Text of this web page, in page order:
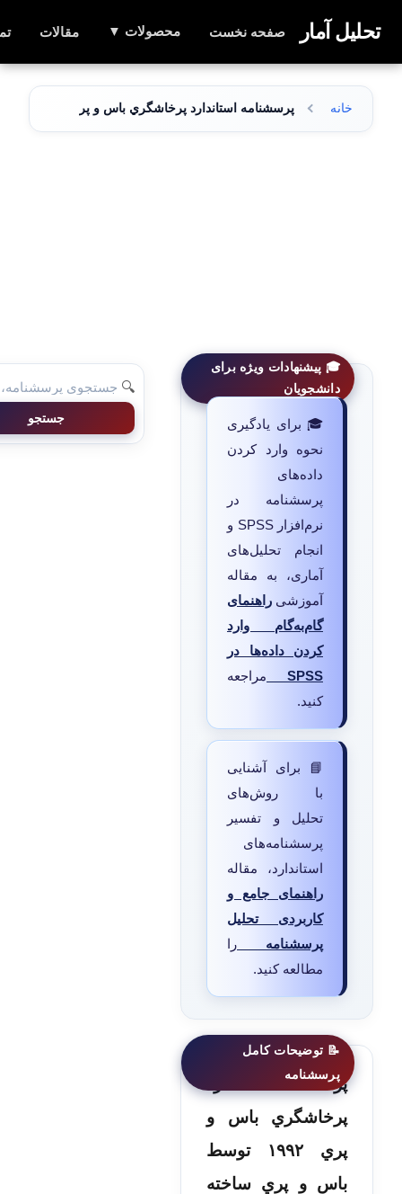
تحلیل آمار صفحه نخست محصولات ▼ مقالات
خانه پرسشنامه استاندارد پرخاشگري باس و پري 1992
🎓 پیشنهادات ویژه برای
دانشجویان
🎓 برای یادگیری
نحوه وارد کردن
داده‌های
پرسشنامه در
نرم‌افزار SPSS و
انجام تحلیل‌های
آماری، به مقاله
آموزشی راهنمای
گام‌به‌گام وارد
کردن داده‌ها در
SPSS
مراجعه
کنید.
📘 برای آشنایی
با روش‌های
تحلیل و تفسیر
پرسشنامه‌های
استاندارد، مقاله
راهنمای جامع و
کاربردی تحلیل
پرسشنامه را
مطالعه کنید.
پرسشنامه استاندارد
پرخاشگري باس و
پري ۱۹۹۲ توسط
باس و پري ساخته
🔍
جستجو